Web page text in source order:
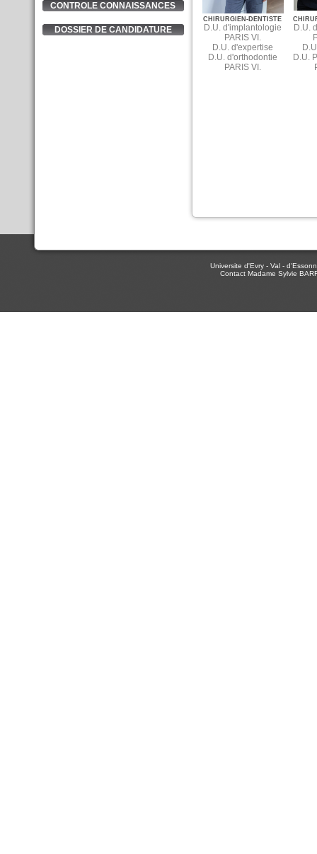
CONTROLE CONNAISSANCES
DOSSIER DE CANDIDATURE
CHIRURGIEN-DENTISTE
D.U. d'implantologie
PARIS VI.
D.U. d'expertise
D.U. d'orthodontie
PARIS VI.
D.U.
D.U.
Universite d'Evry - Val -
Contact Madame Sylvie